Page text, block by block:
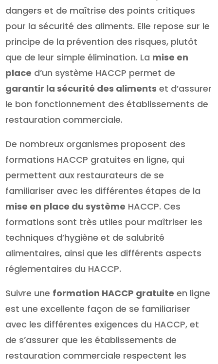
dangers et de maîtrise des points critiques
pour la sécurité des aliments. Elle repose sur le
principe de la prévention des risques, plutôt
que de leur simple élimination. La mise en
place d’un système HACCP permet de
garantir la sécurité des aliments et d’assurer
le bon fonctionnement des établissements de
restauration commerciale.
De nombreux organismes proposent des
formations HACCP gratuites en ligne, qui
permettent aux restaurateurs de se
familiariser avec les différentes étapes de la
mise en place du système HACCP. Ces
formations sont très utiles pour maîtriser les
techniques d’hygiène et de salubrité
alimentaires, ainsi que les différents aspects
réglementaires du HACCP.
Suivre une formation HACCP gratuite en ligne
est une excellente façon de se familiariser
avec les différentes exigences du HACCP, et
de s’assurer que les établissements de
restauration commerciale respectent les